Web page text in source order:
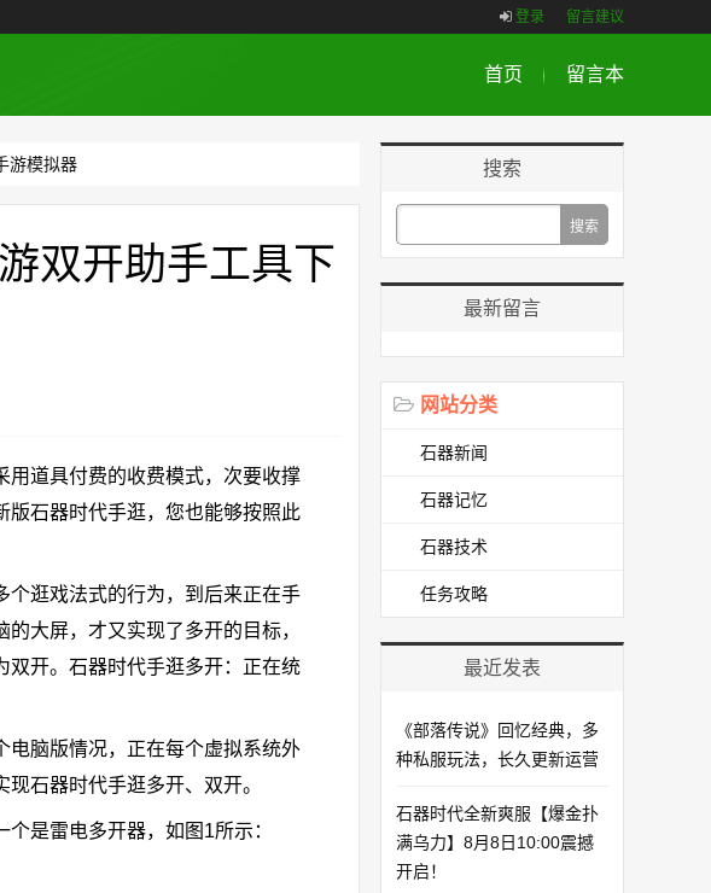
登录 留言建议
首页 留言本
游模拟器
双开助手工具下
道具付费的收费模式，次要收撑
版石器时代手逛，您也能够按照此
逛戏法式的行为，到后来正在手
大屏，才又实现了多开的目标，
双开。石器时代手逛多开：正在统
脑版情况，正在每个虚拟系统外
石器时代手逛多开、双开。
是雷电多开器，如图1所示：
搜索
最新留言
网站分类
石器新闻
石器记忆
石器技术
任务攻略
最近发表
《部落传说》回忆经典，多
种私服玩法，长久更新运营
石器时代全新爽服【爆金扑
满乌力】8月8日10:00震撼
开启！​